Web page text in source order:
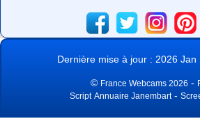
Dernière mise à jour : 2026 Jan
© France Webcams 2026 -
Script Annuaire Janembart-